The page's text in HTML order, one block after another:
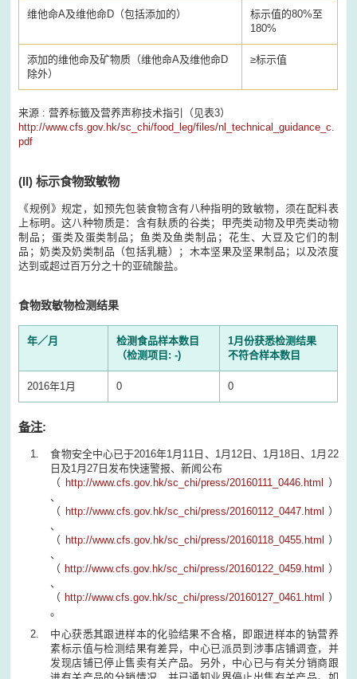
维他命A及维他命D（包括添加的）
标示值的80%至
180%
添加的维他命及矿物质（维他命A及维他命D
除外）
≥标示值
来源 : 营养标籤及营养声称技术指引（见表3）
http://www.cfs.gov.hk/sc_chi/food_leg/files/nl_technical_guidance_c.
pdf
(II)标示食物致敏物
《规例》规定，如预先包装食物含有八种指明的致敏物，须在配料表
上标明。这八种物质是：含有麸质的谷类；甲壳类动物及甲壳类动物
制品；蛋类及蛋类制品；鱼类及鱼类制品；花生、大豆及它们的制
品；奶类及奶类制品（包括乳糖）；木本坚果及坚果制品；以及浓度
达到或超过百万分之十的亚硫酸盐。
食物致敏物检测结果
年／月
检测食品样本数目
（检测项目: -)
1月份获悉检测结果
不符合样本数目
2016年1月 0 0
备注:
食物安全中心已于2016年1月11日、1月12日、1月18日、1月22
日及1月27日发布快速警报、新闻公布
（ http://www.cfs.gov.hk/sc_chi/press/20160111_0446.html
）
、
（ http://www.cfs.gov.hk/sc_chi/press/20160112_0447.html
）
、
（ http://www.cfs.gov.hk/sc_chi/press/20160118_0455.html
）
、
（ http://www.cfs.gov.hk/sc_chi/press/20160122_0459.html
）
、
（ http://www.cfs.gov.hk/sc_chi/press/20160127_0461.html
）
。
中心获悉其跟进样本的化验结果不合格，即跟进样本的钠营养
素标示值与检测结果有差异，中心已派员到涉事店铺调查，并
发现店铺已停止售卖有关产品。另外，中心已与有关分销商跟